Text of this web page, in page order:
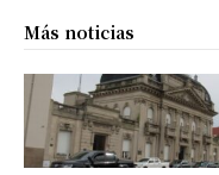
Más noticias